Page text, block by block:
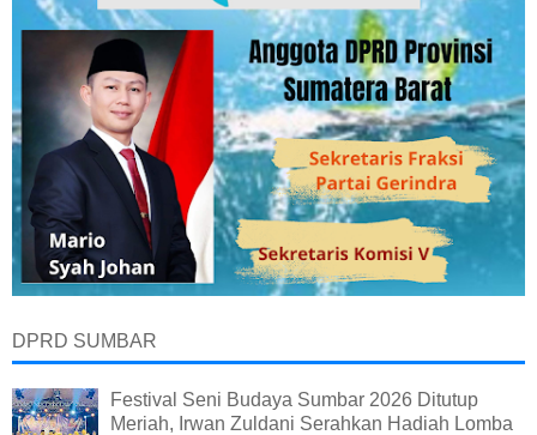
DPRD SUMBAR
Festival Seni Budaya Sumbar 2026 Ditutup
Meriah, Irwan Zuldani Serahkan Hadiah Lomba